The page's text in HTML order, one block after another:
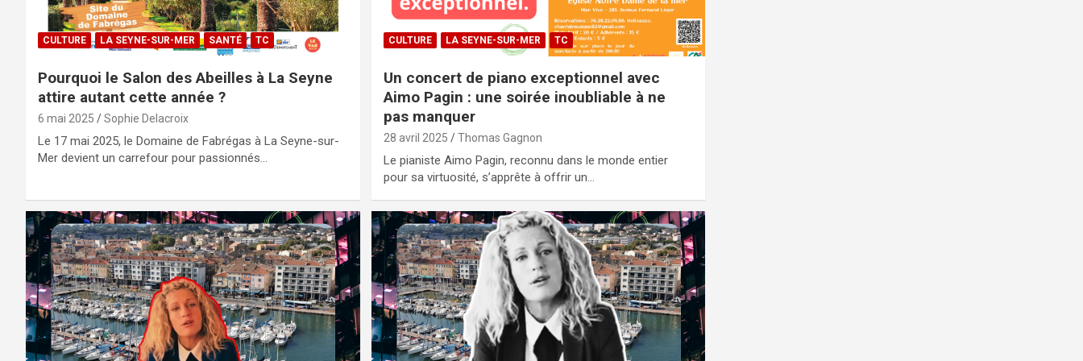
CULTURE LA SEYNE-SUR-MER SANTÉ TC
Pourquoi le Salon des Abeilles à La Seyne
attire autant cette année ?
6 mai 2025 Sophie Delacroix
Le 17 mai 2025, le Domaine de Fabrégas à La Seyne-sur-
Mer devient un carrefour pour passionnés…
CULTURE LA SEYNE-SUR-MER TC
Un concert de piano exceptionnel avec
Aimo Pagin : une soirée inoubliable à ne
pas manquer
28 avril 2025 Thomas Gagnon
Le pianiste Aimo Pagin, reconnu dans le monde entier
pour sa virtuosité, s’apprête à offrir un…